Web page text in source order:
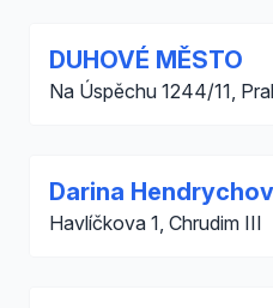
DUHOVÉ MĚSTO
Na Úspěchu 1244/11,
Darina
Havlíčkova 1, Chrudim III